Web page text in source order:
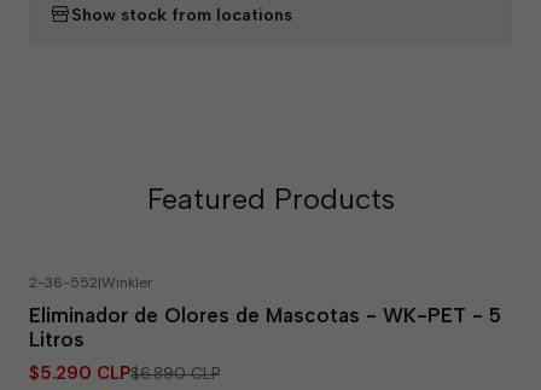
Show stock from locations
Featured Products
2-36-552|Winkler
Eliminador de Olores de Mascotas - WK-PET - 5
Litros
$5.290 CLP$6.890 CLP